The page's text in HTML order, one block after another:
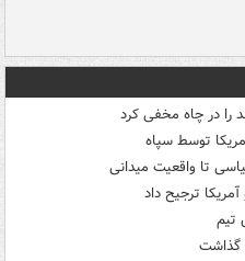
در چاه مخفی کرد
توسط سپاه
تا واقعیت میدانی
ترجیح داد
تیم